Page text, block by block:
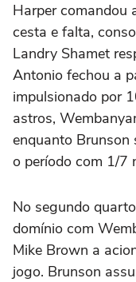
Harper comandou
cesta e falta,
Landry Shamet
Antonio fechou a
impulsionado por
astros,
enquanto Brunson
o período com 1/7
No segundo
domínio com
Mike Brown a
jogo. Brunson